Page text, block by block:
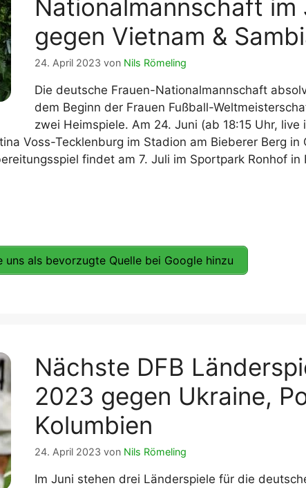
WM 2026 Spielplan Excel – kostenlos
downloaden & automatisch ausfüllen
Nationalmannschaft im
gegen Vietnam &
24. April 2023 von Nils Römeling
Die deutsche Frauen-Nationalmannschaft
dem Beginn der Frauen Fußball-
zwei Heimspiele. Am 24. Juni (ab 18:15 Uhr, live
Voss-Tecklenburg im Stadion am Bieberer Berg in
findet am 7. Juli im Sportpark Ronhof in
uns als bevorzugte Quelle bei Google hinzu
Nächste DFB
2023 gegen Ukraine,
Kolumbien
24. April 2023 von Nils Römeling
Im Juni stehen drei Länderspiele für die